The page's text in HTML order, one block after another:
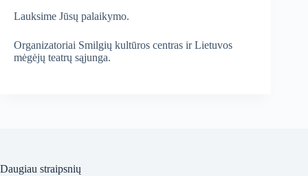
Lauksime Jūsų palaikymo.
Organizatoriai Smilgių kultūros centras ir Lietuvos
mėgėjų teatrų sąjunga.
Daugiau straipsnių